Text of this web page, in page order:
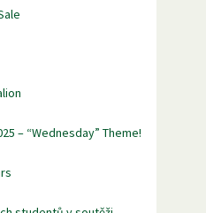
– “Wednesday” Theme!